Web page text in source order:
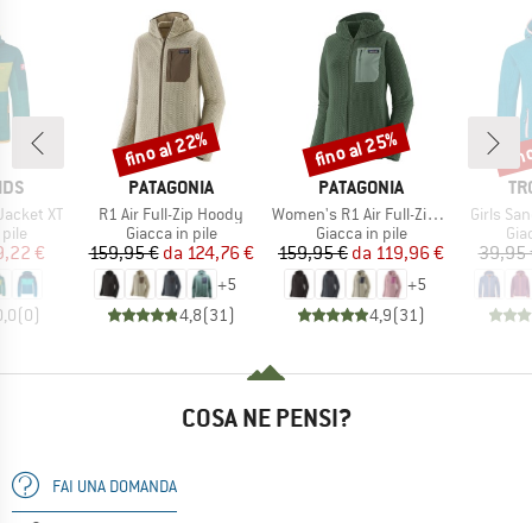
XT
ridotto
€
(0)
MARCHIO
PATAGONIA
Articolo
R1 Air Full-Zip Hoody
Gruppo di prodotti
Giacca in pile
Prezzo
159,95 € Prezzo ridotto
da 124,76 €
+5
4,8(31)
Sconto
fino al 22%
MARCHIO
PATAGONIA
Articolo
Women's R1 Air Full-Zip Hoody
Gruppo di prodotti
Giacca in pile
Prezzo
159,95 € Prezzo ridotto
da 119,96 €
+5
4,9(31)
Sconto
fino al 25%
Articolo
Girls
39,95
COSA NE PENSI?
FAI UNA DOMANDA